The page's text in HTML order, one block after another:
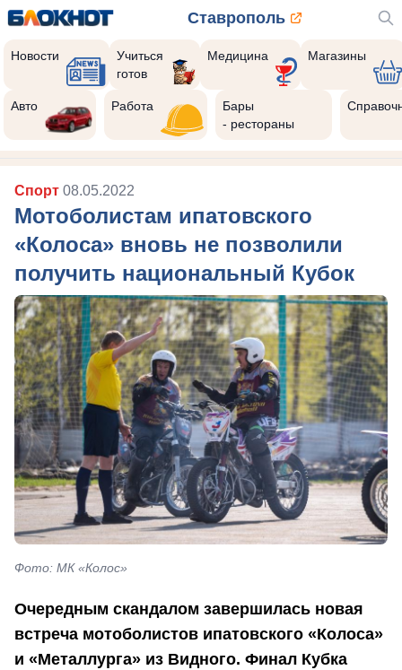
Ставрополь
Новости
Учиться
готов
Медицина Магазины
Авто Работа
Бары
- рестораны
Спорт 08.05.2022
Мотоболистам ипатовского
«Колоса» вновь не позволили
получить национальный Кубок
Фото: МК «Колос»
Очередным скандалом завершилась новая
встреча мотоболистов ипатовского «Колоса»
и «Металлурга» из Видного. Финал Кубка